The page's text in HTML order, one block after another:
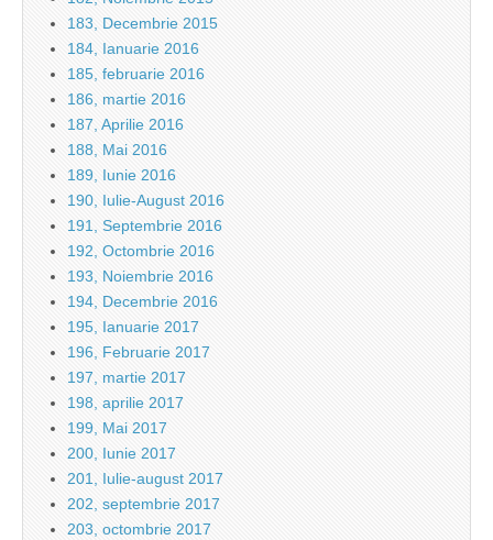
183, Decembrie 2015
184, Ianuarie 2016
185, februarie 2016
186, martie 2016
187, Aprilie 2016
188, Mai 2016
189, Iunie 2016
190, Iulie-August 2016
191, Septembrie 2016
192, Octombrie 2016
193, Noiembrie 2016
194, Decembrie 2016
195, Ianuarie 2017
196, Februarie 2017
197, martie 2017
198, aprilie 2017
199, Mai 2017
200, Iunie 2017
201, Iulie-august 2017
202, septembrie 2017
203, octombrie 2017